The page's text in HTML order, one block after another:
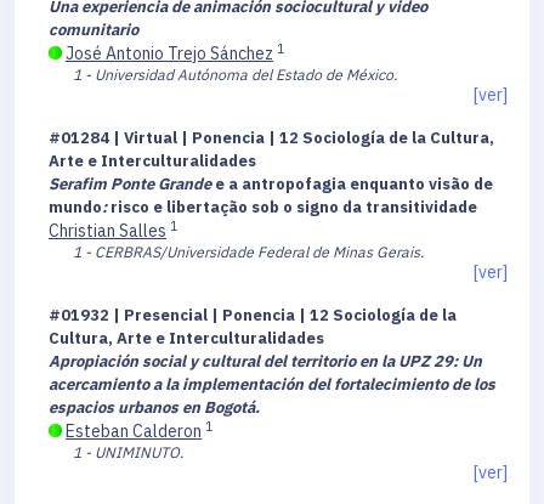
Una experiencia de animación sociocultural y video
comunitario
José Antonio Trejo Sánchez 1
1 - Universidad Autónoma del Estado de México.
[ver]
#01284 | Virtual | Ponencia | 12 Sociología de la Cultura,
Arte e Interculturalidades
Serafim Ponte Grandee a antropofagia enquanto visão de
mundo:risco e libertação sob o signo da transitividade
Christian Salles 1
1 - CERBRAS/Universidade Federal de Minas Gerais.
[ver]
#01932 | Presencial | Ponencia | 12 Sociología de la
Cultura, Arte e Interculturalidades
Apropiación social y cultural del territorio en la UPZ 29: Un
acercamiento a la implementación del fortalecimiento de los
espacios urbanos en Bogotá.
Esteban Calderon 1
1 - UNIMINUTO.
[ver]